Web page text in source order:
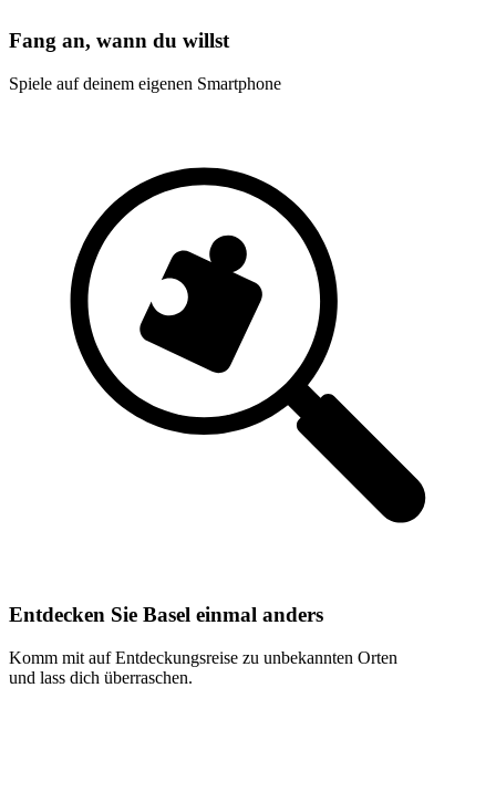
Fang an, wann du willst
Spiele auf deinem eigenen Smartphone
Entdecken Sie Basel einmal anders
Komm mit auf Entdeckungsreise zu unbekannten Orten
und lass dich überraschen.